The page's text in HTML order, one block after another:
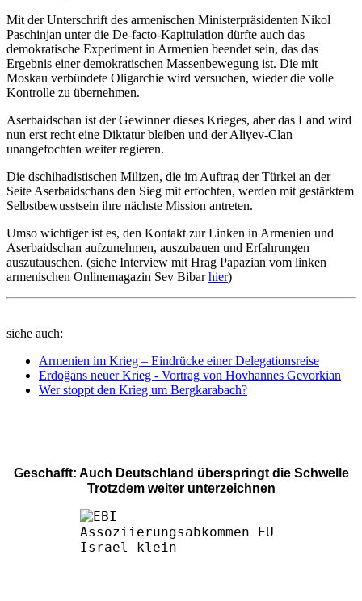
Mit der Unterschrift des armenischen Ministerpräsidenten Nikol
Paschinjan unter die De-facto-Kapitulation dürfte auch das
demokratische Experiment in Armenien beendet sein, das das
Ergebnis einer demokratischen Massenbewegung ist. Die mit
Moskau verbündete Oligarchie wird versuchen, wieder die volle
Kontrolle zu übernehmen.
Aserbaidschan ist der Gewinner dieses Krieges, aber das Land wird
nun erst recht eine Diktatur bleiben und der Aliyev-Clan
unangefochten weiter regieren.
Die dschihadistischen Milizen, die im Auftrag der Türkei an der
Seite Aserbaidschans den Sieg mit erfochten, werden mit gestärktem
Selbstbewusstsein ihre nächste Mission antreten.
Umso wichtiger ist es, den Kontakt zur Linken in Armenien und
Aserbaidschan aufzunehmen, auszubauen und Erfahrungen
auszutauschen. (siehe Interview mit Hrag Papazian vom linken
armenischen Onlinemagazin Sev Bibarhier)
siehe auch:
Armenien im Krieg – Eindrücke einer Delegationsreise
Erdoğans neuer Krieg - Vortrag von Hovhannes Gevorkian
Wer stoppt den Krieg um Bergkarabach?
Geschafft: Auch Deutschland überspringt die Schwelle
Trotzdem weiter unterzeichnen